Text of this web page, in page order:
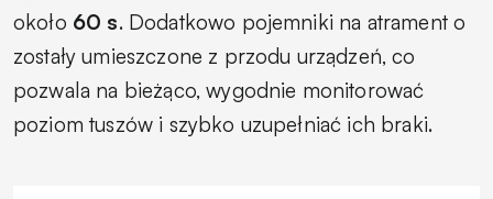
około 60 s. Dodatkowo pojemniki na atrament o
zostały umieszczone z przodu urządzeń, co
pozwala na bieżąco, wygodnie monitorować
poziom tuszów i szybko uzupełniać ich braki.